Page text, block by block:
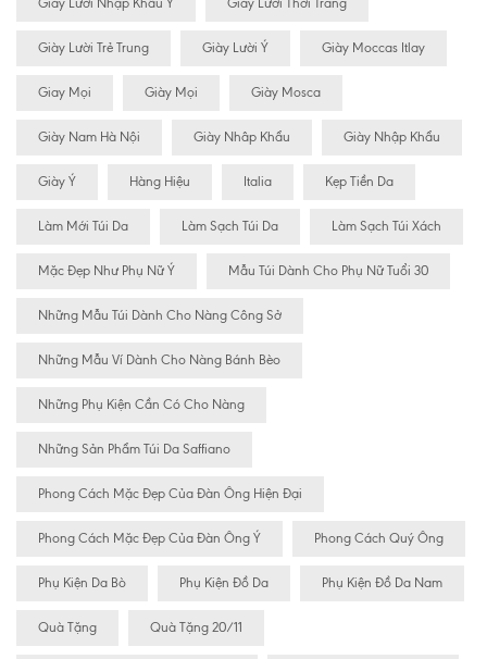
Giày Lười Nhập Khẩu Ý Giày Lười Thời Trang
Giày Lười Trẻ Trung Giày Lười Ý Giày Moccas Itlay
Giay Mọi Giày Mọi Giày Mosca
Giày Nam Hà Nội Giày Nhâp Khẩu Giày Nhập Khẩu
Giày Ý Hàng Hiệu Italia Kẹp Tiền Da
Làm Mới Túi Da Làm Sạch Túi Da Làm Sạch Túi Xách
Mặc Đẹp Như Phụ Nữ Ý Mẫu Túi Dành Cho Phụ Nữ Tuổi 30
Những Mẫu Túi Dành Cho Nàng Công Sở
Những Mẫu Ví Dành Cho Nàng Bánh Bèo
Những Phụ Kiện Cần Có Cho Nàng
Những Sản Phẩm Túi Da Saffiano
Phong Cách Mặc Đẹp Của Đàn Ông Hiện Đại
Phong Cách Mặc Đẹp Của Đàn Ông Ý Phong Cách Quý Ông
Phụ Kiện Da Bò Phụ Kiện Đồ Da Phụ Kiện Đồ Da Nam
Quà Tặng Quà Tặng 20/11